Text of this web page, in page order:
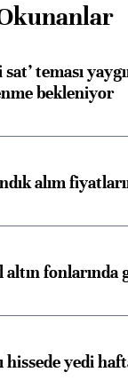
sat’ teması
bekleniyor
alım
altın fonlarında
hissede yedi